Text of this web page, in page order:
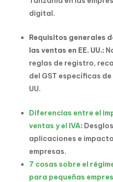
digital.
Requisitos generales
las ventas en EE. UU.:
reglas de registro,
del GST específicas
UU.
Diferencias entre el
ventas y el IVA:
aplicaciones e
empresas.
7 cosas sobre el
para pequeñas